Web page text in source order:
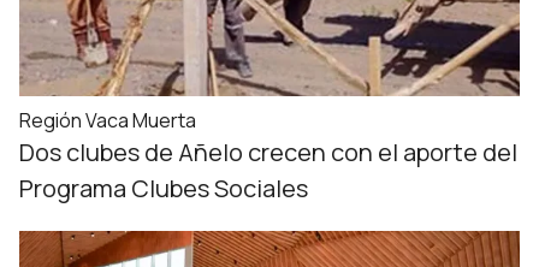
Región Vaca Muerta
Dos clubes de Añelo crecen con el aporte del
Programa Clubes Sociales